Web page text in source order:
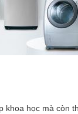
học mà còn